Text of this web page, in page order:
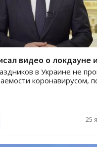
видео о локдауне
в Украине не
коронавирусом,
25